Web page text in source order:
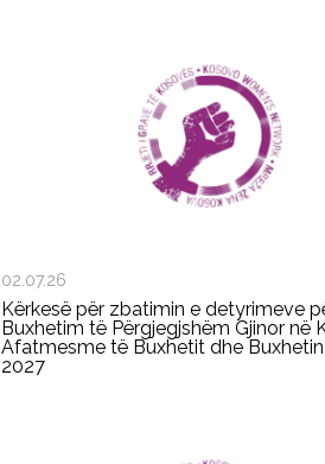
02.07.26
Kërkesë për zbatimin e detyrimeve
Buxhetim të Përgjegjshëm Gjinor në
Afatmesme të Buxhetit dhe
2027